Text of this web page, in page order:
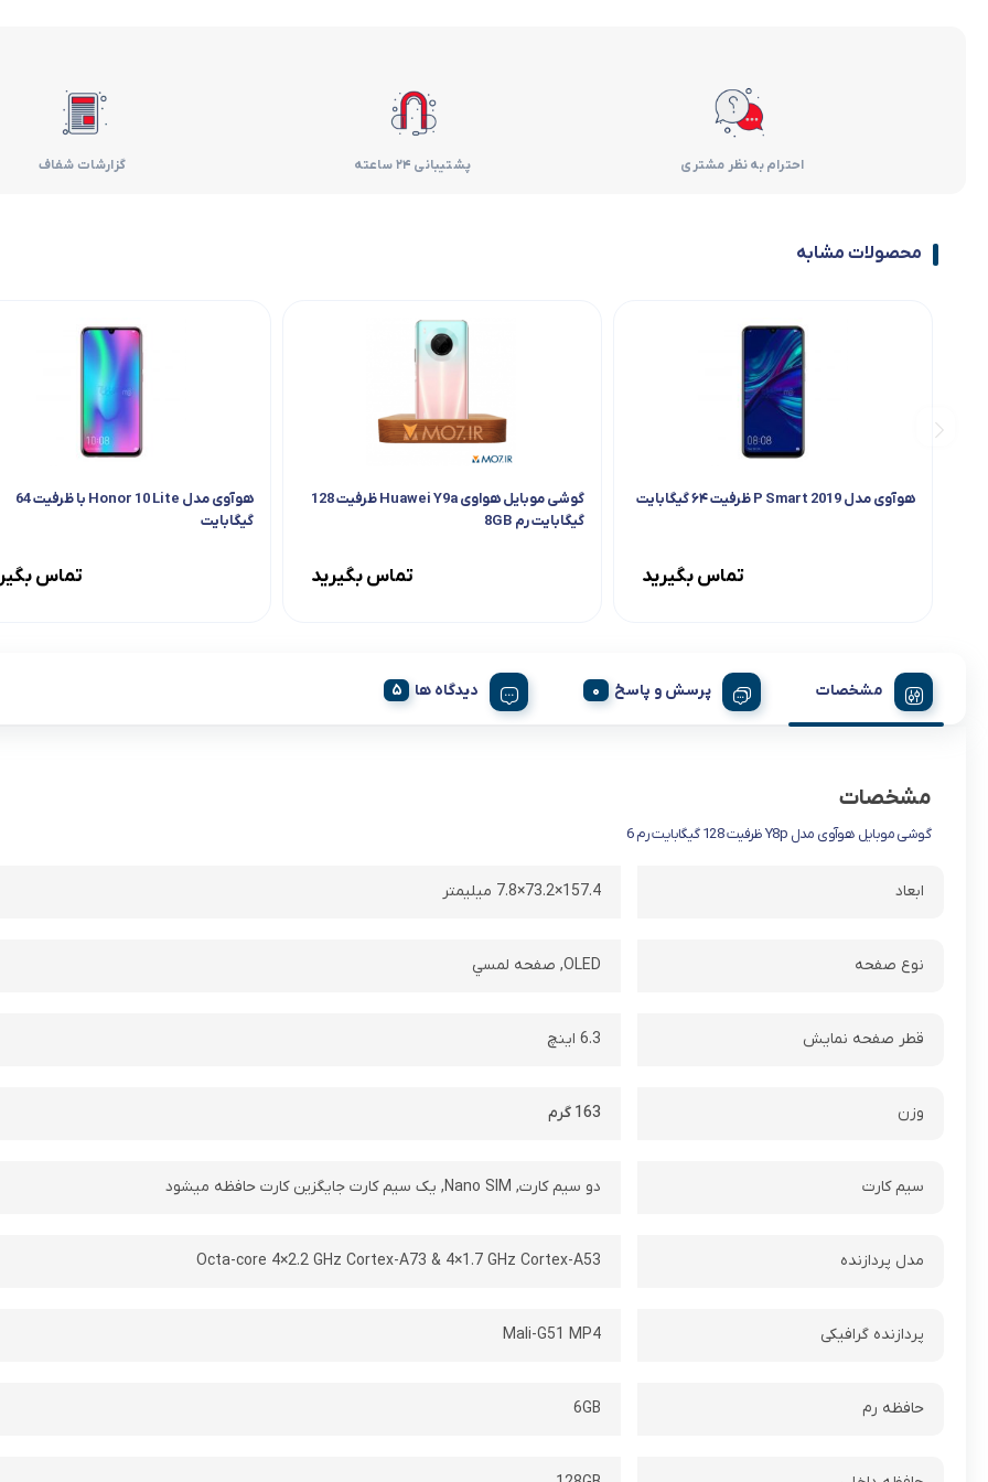
گوشتکوب برقی
همزن
هود
احترام به نظر مشتری پشتیبانی 24 ساعته گزارشات شفاف
محصولات مشابه
هوآوی مدل 2019 P Smart ظرفیت ۶۴ گیگابایت
تماس بگیرید
گوشی موبایل هواوی Huawei Y9a ظرفیت 128
گیگابایت رم 8GB
تماس بگیرید
هوآوی مدل Honor 10 Lite با ظرفیت 64
گیگابایت
تماس
مشخصات پرسش و پاسخ دیدگاه ها
مشخصات
گوشی موبایل هوآوی مدل Y8p ظرفیت 128 گیگابایت رم 6
ابعاد 157.4×73.2×7.8 میلیمتر
نوع صفحه OLED, صفحه لمسي
قطر صفحه نمایش 6.3 اینچ
وزن 163 گرم
سیم کارت دو سیم کارت, Nano SIM, یک سیم کارت جایگزین کارت حافظه میشود
مدل پردازنده Octa-core 4×2.2 GHz Cortex-A73 & 4×1.7 GHz Cortex-A53
پردازنده گرافیکی Mali-G51 MP4
حافظه رم 6GB